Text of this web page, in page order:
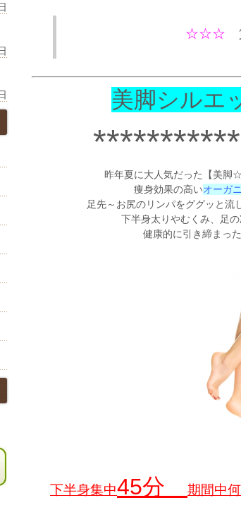
☆☆☆
美脚シルエ
昨年夏に大人気だった【美脚
痩身効果の高いオーガ
足先～お尻のリンパをググッ と流
下半身太りやむくみ、足
健康的に引き締まっ
下半身集中45分 期間中